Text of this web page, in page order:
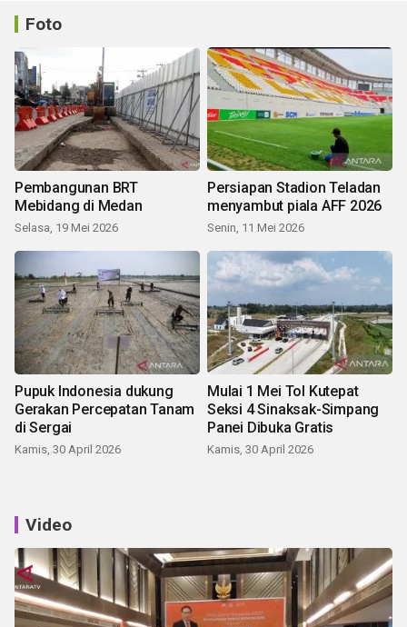
Foto
Pembangunan BRT
Mebidang di Medan
Selasa, 19 Mei 2026
Persiapan Stadion Teladan
menyambut piala AFF 2026
Senin, 11 Mei 2026
Pupuk Indonesia dukung
Gerakan Percepatan Tanam
di Sergai
Kamis, 30 April 2026
Mulai 1 Mei Tol Kutepat
Seksi 4 Sinaksak-Simpang
Panei Dibuka Gratis
Kamis, 30 April 2026
Video